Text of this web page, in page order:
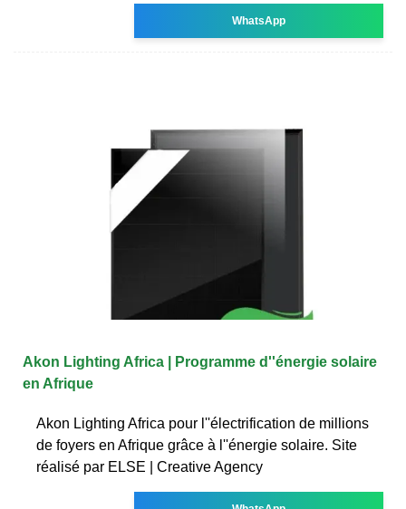
WhatsApp
Akon Lighting Africa | Programme d''énergie solaire
en Afrique
Akon Lighting Africa pour l''électrification de millions
de foyers en Afrique grâce à l''énergie solaire. Site
réalisé par ELSE | Creative Agency